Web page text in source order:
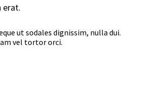
erat.
ut sodales dignissim, nulla dui.
vel tortor orci.